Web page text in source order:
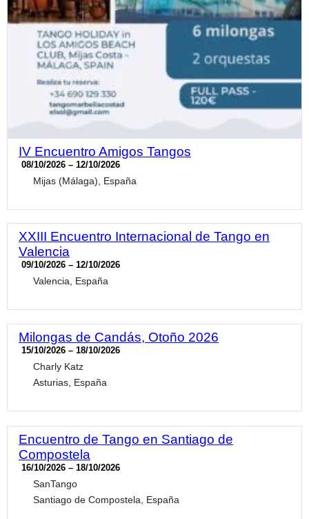
IV Encuentro Amigos Tangos
08/10/2026 – 12/10/2026
Mijas (Málaga), España
XXIII Encuentro Internacional de Tango en
Valencia
09/10/2026 – 12/10/2026
Valencia, España
Milongas de Candás, Otoño 2026
15/10/2026 – 18/10/2026
Charly Katz
Asturias, España
Encuentro de Tango en Santiago de
Compostela
16/10/2026 – 18/10/2026
SanTango
Santiago de Compostela, España